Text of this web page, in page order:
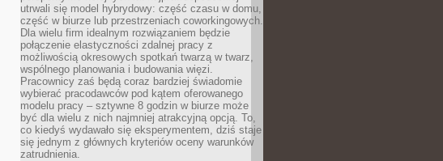
utrwali się model hybrydowy: część czasu w domu,
część w biurze lub przestrzeniach coworkingowych.
Dla wielu firm idealnym rozwiązaniem będzie
połączenie elastyczności zdalnej pracy z
możliwością okresowych spotkań twarzą w twarz,
wspólnego planowania i budowania więzi.
Pracownicy zaś będą coraz bardziej świadomie
wybierać pracodawców pod kątem oferowanego
modelu pracy – sztywne 8 godzin w biurze może
być dla wielu z nich najmniej atrakcyjną opcją. To,
co kiedyś wydawało się eksperymentem, dziś staje
się jednym z głównych kryteriów oceny warunków
zatrudnienia.